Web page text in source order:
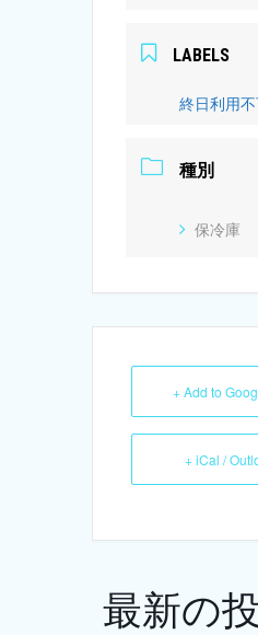
LABELS
終日利用
種別
保冷庫
+ Add to
+ iCal /
最新の